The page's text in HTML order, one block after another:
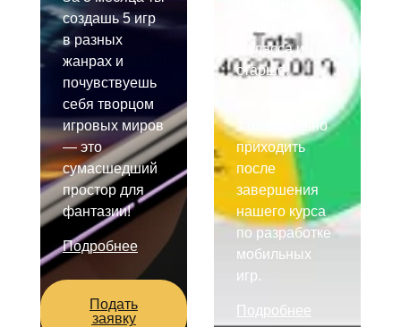
создашь 5 игр
в разных
жанрах и
почувствуешь
себя творцом
игровых миров
— это
сумасшедший
простор для
фантазии!
Подробнее
Подать
заявку
9 класса и
старше.
замечательно
приходить
после
завершения
нашего курса
по разработке
мобильных
игр.
Подробнее